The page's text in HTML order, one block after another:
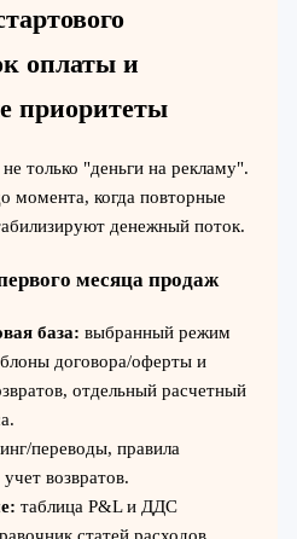
оплаты и
приоритеты
только "деньги на рекламу".
момента, когда повторные
денежный поток.
месяца продаж
база: выбранный режим
договора/оферты и
отдельный расчетный
переводы, правила
возвратов.
таблица P&L и ДДС
статей расходов,